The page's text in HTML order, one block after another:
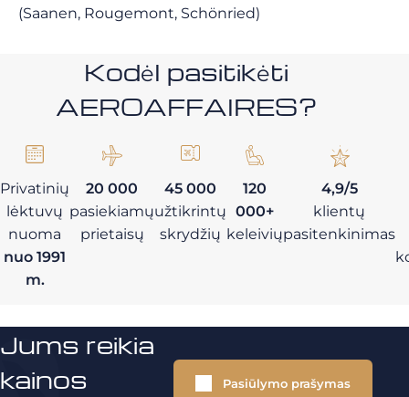
(Saanen, Rougemont, Schönried)
Kodėl pasitikėti
AEROAFFAIRES?
Privatinių
lėktuvų
nuoma
nuo 1991
m.
20 000
pasiekiamų
prietaisų
45 000
užtikrintų
skrydžių
120
000+
keleivių
4,9/5
klientų
pasitenkinimas
Jums reikia
kainos
Pasiūlymo prašymas